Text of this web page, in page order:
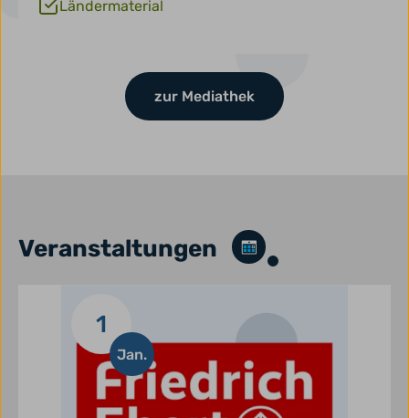
Ländermaterial
zur Mediathek
Veranstaltungen
1
Jan.